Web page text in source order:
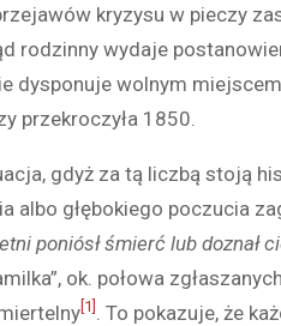
kryzysu w pieczy
rodzinny wydaje
dysponuje wolnym
przekroczyła 1850.
gdyż za tą liczbą stoją
albo głębokiego poczucia
poniósł śmierć lub doznał
ok. połowa
[1]
. To pokazuje, że